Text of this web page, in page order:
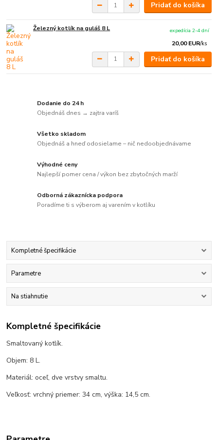
Pridať do košíka
Železný kotlík na guláš 8 L
20,00 EUR/ks
expedícia 2-4 dní
Pridať do košíka
Dodanie do 24 h
Objednáš dnes → zajtra varíš
Všetko skladom
Objednáš a hneď odosielame – nič nedoobjednávame
Výhodné ceny
Najlepší pomer cena / výkon bez zbytočných marží
Odborná zákaznícka podpora
Poradíme ti s výberom aj varením v kotlíku
Kompletné špecifikácie
Parametre
Na stiahnutie
Kompletné špecifikácie
Smaltovaný kotlík.
Objem: 8 L.
Materiál: oceľ, dve vrstvy smaltu.
Veľkosť: vrchný priemer: 34 cm, výška: 14,5 cm.